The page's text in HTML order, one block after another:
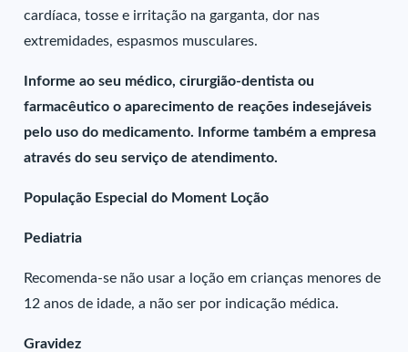
cardíaca, tosse e irritação na garganta, dor nas
extremidades, espasmos musculares.
Informe ao seu médico, cirurgião-dentista ou
farmacêutico o aparecimento de reações indesejáveis
pelo uso do medicamento. Informe também a empresa
através do seu serviço de atendimento.
População Especial do Moment Loção
Pediatria
Recomenda-se não usar a loção em crianças menores de
12 anos de idade, a não ser por indicação médica.
Gravidez